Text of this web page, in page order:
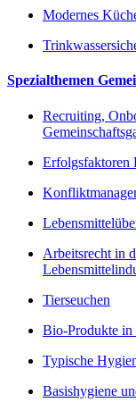
Modernes
Spezialthemen
Recruiting,
Erfolgsfaktoren
Arbeitsrecht in
Tierseuchen
Bio-Produkte in
Typische
Basishygiene